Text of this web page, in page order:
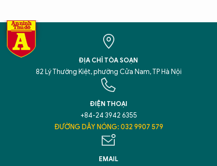
ĐỊA CHỈ TÒA SOẠN
82 Lý Thường Kiệt, phường Cửa Nam, TP Hà Nội
ĐIỆN THOẠI
+84-24 3942 6355
ĐƯỜNG DÂY NÓNG: 032 9907 579
EMAIL